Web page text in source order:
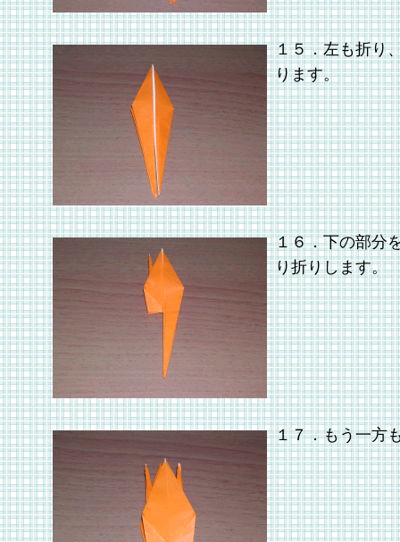
１５．左も折り
ります。
１６．下の部分
り折りします。
１７．もう一方